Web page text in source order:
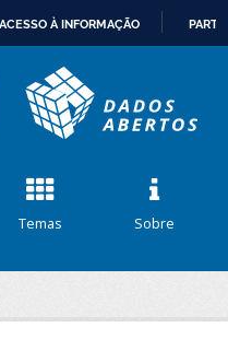
ACESSO À INFORMAÇÃO
Temas Sobre